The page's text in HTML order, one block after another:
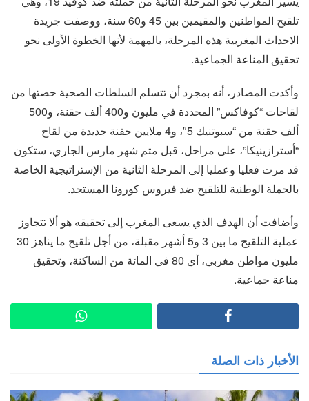
تلقيح المواطنين والمقيمين بين 45 و60 سنة، ووصفت جريدة
الاحداث المغربية هذه المرحلة، بالمهمة لأنها الخطوة الأولى نحو
تحقيق المناعة الجماعية.
وأكدت المصادر، أنه بمجرد أن تتسلم السلطات الصحية حصتها من
لقاحات “كوفاكس” المحددة في مليون و400 ألف حقنة، و500
ألف حقنة من “سبوتنيك 5″، و4 ملايين حقنة جديدة من لقاح
“أسترازينيكا”، على مراحل، قبل متم شهر مارس الجاري، ستكون
قد مرت فعليا وعمليا إلى المرحلة الثانية من الإستراتيجية الخاصة
بالحملة الوطنية للتلقيح ضد فيروس كورونا المستجد.
وأضافت أن الهدف الذي يسعى المغرب إلى تحقيقه هو ألا تتجاوز
عملية التلقيح ما بين 3 و5 أشهر مقبلة، من أجل تلقيح ما يناهز 30
مليون مواطن مغربي، أي 80 في المائة من الساكنة، وتحقيق
مناعة جماعية.
الأخبار ذات الصلة